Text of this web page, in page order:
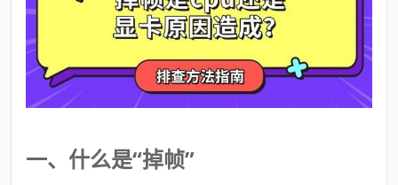
一、什么是“掉帧”